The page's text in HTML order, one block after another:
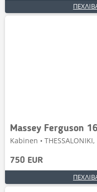
Massey Ferguson
Kabinen •
750 EUR